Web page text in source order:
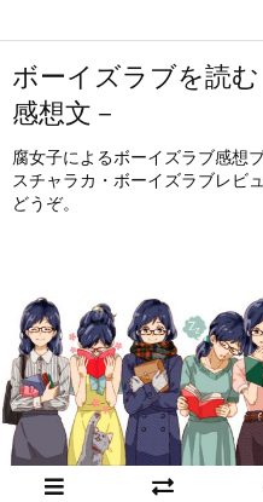
ボーイズラブを読
感想文－
腐女子によるボーイズラブ感想
スチャラカ・ボーイズラブレビ
どうぞ。